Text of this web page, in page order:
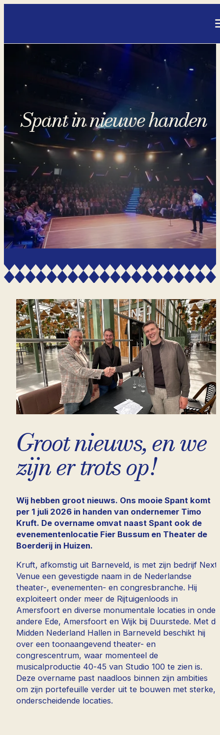
- Home pagina
Spant in nieuwe handen
Groot nieuws, en we
zijn er trots op!
Wij hebben groot nieuws. Ons mooie Spant komt
per 1 juli 2026 in handen van ondernemer Timo
Kruft. De overname omvat naast Spant ook de
evenementenlocatie Fier Bussum en Theater de
Boerderij in Huizen.
Kruft, afkomstig uit Barneveld, is met zijn bedrijf Next
Venue een gevestigde naam in de Nederlandse
theater-, evenementen- en congresbranche. Hij
exploiteert onder meer de Rijtuigenloods in
Amersfoort en diverse monumentale locaties in onder
andere Ede, Amersfoort en Wijk bij Duurstede. Met de
Midden Nederland Hallen in Barneveld beschikt hij
over een toonaangevend theater- en
congrescentrum, waar momenteel de
musicalproductie 40-45 van Studio 100 te zien is.
Deze overname past naadloos binnen zijn ambities
om zijn portefeuille verder uit te bouwen met sterke,
onderscheidende locaties.